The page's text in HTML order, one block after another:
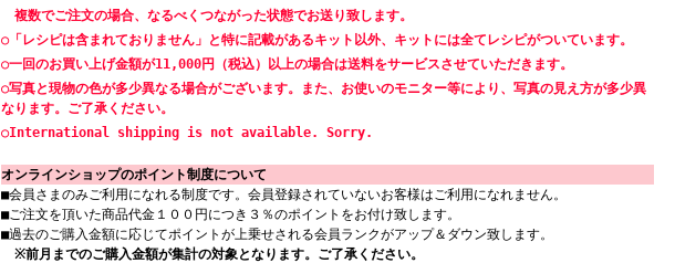
複数でご注文の場合、なるべくつながった状態でお送り致します。
○「レシピは含まれておりません」と特に記載があるキット以外、キットには全てレシピがついています。
○一回のお買い上げ金額が11,000円（税込）以上の場合は送料をサービスさせていただきます。
○写真と現物の色が多少異なる場合がございます。また、お使いのモニター等により、写真の見え方が多少異
なります。ご了承ください。
○International shipping is not available. Sorry.
オンラインショップのポイント制度について
■会員さまのみご利用になれる制度です。会員登録されていないお客様はご利用になれません。
■ご注文を頂いた商品代金１００円につき３％のポイントをお付け致します。
■過去のご購入金額に応じてポイントが上乗せされる会員ランクがアップ＆ダウン致します。
※前月までのご購入金額が集計の対象となります。ご了承ください。